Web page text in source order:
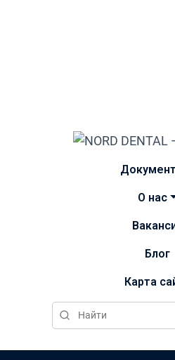
О нас
Блог
Карта